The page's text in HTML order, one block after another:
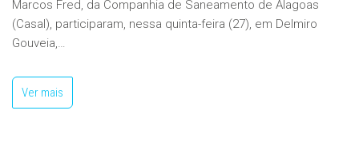
Marcos Fred, da Companhia de Saneamento de Alagoas
(Casal), participaram, nessa quinta-feira (27), em Delmiro
Gouveia,…
Ver mais